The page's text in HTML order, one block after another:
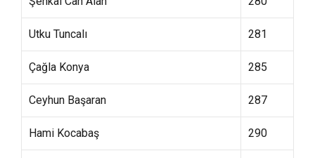
Utku Tuncalı 281
Çağla Konya 285
Ceyhun Başaran 287
Hami Kocabaş 290